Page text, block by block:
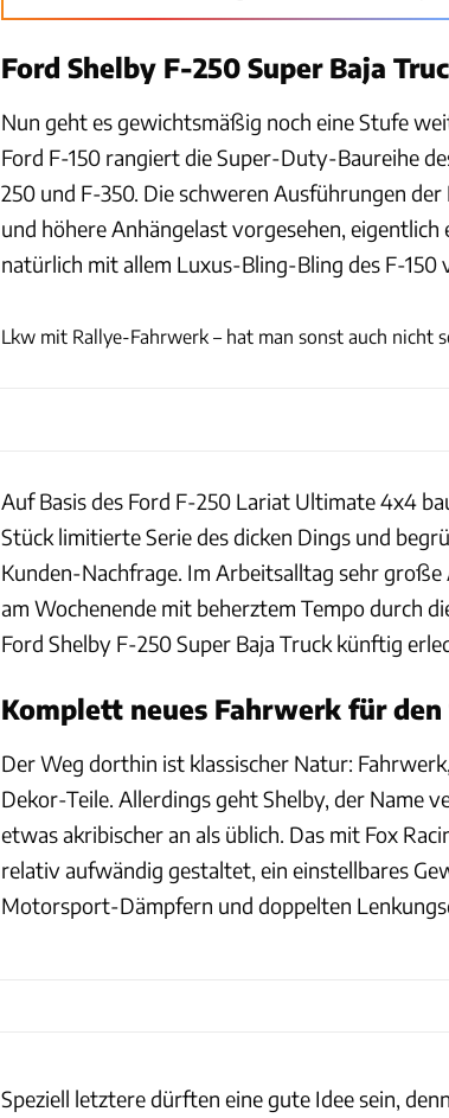
Ford Shelby F-250 Super Baja
Nun geht es gewichtsmäßig noch eine Stufe
Ford F-150 rangiert die Super-Duty-Baureihe
250 und F-350. Die schweren Ausführungen
und höhere Anhängelast vorgesehen,
natürlich mit allem Luxus-Bling-Bling des F-150
Lkw mit Rallye-Fahrwerk – hat man sonst auch nicht
Auf Basis des Ford F-250 Lariat Ultimate 4x4
Stück limitierte Serie des dicken Dings und
Kunden-Nachfrage. Im Arbeitsalltag sehr
am Wochenende mit beherztem Tempo durch
Ford Shelby F-250 Super Baja Truck künftig
Komplett neues Fahrwerk für
Der Weg dorthin ist klassischer Natur:
Dekor-Teile. Allerdings geht Shelby, der Name
etwas akribischer an als üblich. Das mit Fox
relativ aufwändig gestaltet, ein einstellbares
Motorsport-Dämpfern und doppelten
Speziell letztere dürften eine gute Idee sein,